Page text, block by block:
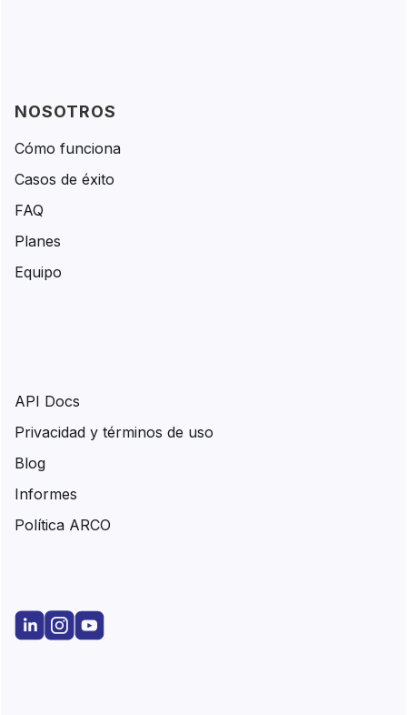
NOSOTROS
Cómo funciona
Casos de éxito
FAQ
Planes
Equipo
API Docs
Privacidad y términos de uso
Blog
Informes
Política ARCO